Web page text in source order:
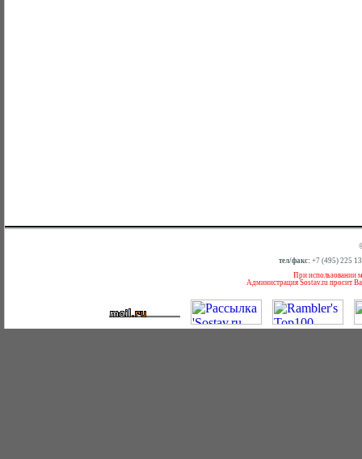
тел/факс: +7 (495) 225
При использовании
Администрация Sostav.ru просит